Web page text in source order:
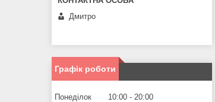
Дмитро
Графік роботи
Понеділок 10:00
20:00